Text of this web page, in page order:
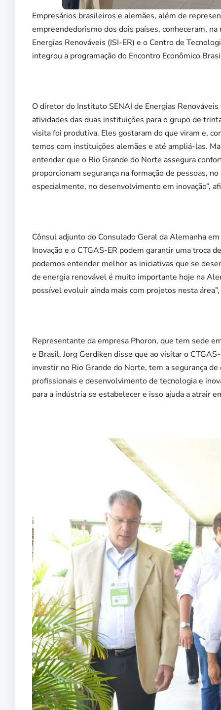
Empresários brasileiros e alemães, além de
empreendedorismo dos dois países, conheceram,
Energias Renováveis (ISI-ER) e o Centro de
integrou a programação do Encontro Econômico
O diretor do Instituto SENAI de Energias
atividades das duas instituições para o grupo de
visita foi produtiva. Eles gostaram do que viram e,
temos com instituições alemães e até ampliá-las.
entender que o Rio Grande do Norte assegura
proporcionam segurança na formação de pessoas,
especialmente, no desenvolvimento em inovação”,
Cônsul adjunto do Consulado Geral da Alemanha
Inovação e o CTGAS-ER podem garantir uma troca
podemos entender melhor as iniciativas que se
de energia renovável é muito importante hoje na
possível evoluir ainda mais com projetos nesta
Representante da empresa Phoron, que tem sede
e Brasil, Jorg Gerdiken disse que ao visitar o
investir no Rio Grande do Norte, tem a segurança
profissionais e desenvolvimento de tecnologia e
para a indústria se estabelecer e isso ajuda a atrair